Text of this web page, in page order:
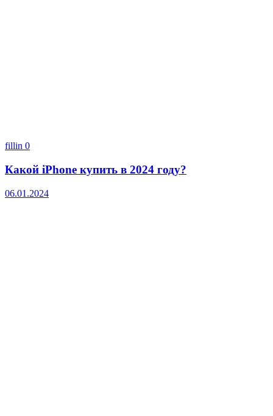
fillin 0
Какой iPhone купить в 2024 году?
06.01.2024